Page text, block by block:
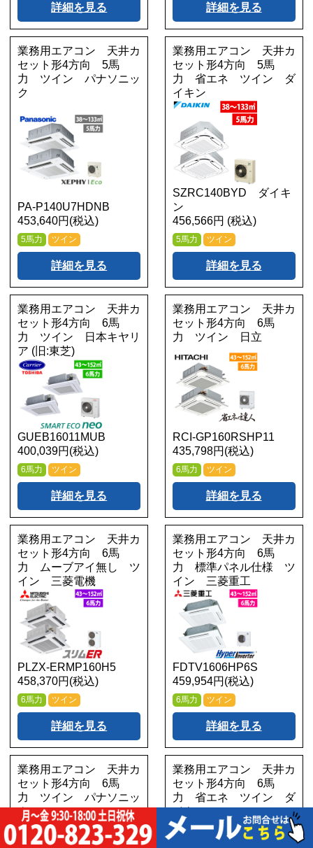
詳細を見る 詳細を見る
業務用エアコン 天井カ
セット形4方向 5馬
力 ツイン パナソニッ
ク
PA-P140U7HDNB
453,640円(税込)
5馬力 ツイン
詳細を見る
業務用エアコン 天井カ
セット形4方向 5馬
力 省エネ ツイン ダ
イキン
SZRC140BYD ダイキ
ン
456,566円 (税込)
5馬力 ツイン
詳細を見る
業務用エアコン 天井カ
セット形4方向 6馬
力 ツイン 日本キヤリ
ア (旧:東芝)
GUEB16011MUB
400,039円(税込)
6馬力 ツイン
詳細を見る
業務用エアコン 天井カ
セット形4方向 6馬
力 ツイン 日立
RCI-GP160RSHP11
435,798円(税込)
6馬力 ツイン
詳細を見る
業務用エアコン 天井カ
セット形4方向 6馬
力 ムーブアイ無し ツ
イン 三菱電機
PLZX-ERMP160H5
458,370円(税込)
6馬力 ツイン
詳細を見る
業務用エアコン 天井カ
セット形4方向 6馬
力 標準パネル仕様 ツ
イン 三菱重工
FDTV1606HP6S
459,954円(税込)
6馬力 ツイン
詳細を見る
業務用エアコン 天井カ
セット形4方向 6馬
力 ツイン パナソニッ
ク
業務用エアコン 天井カ
セット形4方向 6馬
力 省エネ ツイン ダ
イキン